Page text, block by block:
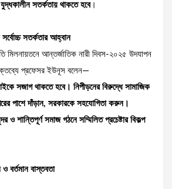
সতর্কতায় থাকতে হবে।
সর্বোচ্চ সতর্কতার আহ্বান
মিলনায়তনে আন্তর্জাতিক নারী দিবস-২০২৫ উদযাপন
প্রফেসর ইউনূস বলেন—
সজাগ থাকতে হবে। নিপীড়নের বিরুদ্ধে সামাজিক
পাশে দাঁড়ান, সরকারকে সহযোগিতা করুন।
ও শান্তিপূর্ণ সমাজ গঠনে সম্মিলিত প্রচেষ্টার বিকল্প
ও বর্তমান বাস্তবতা